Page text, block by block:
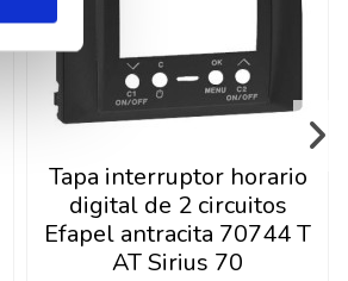
Tapa interruptor horario
digital de 2 circuitos
Efapel antracita 70744 T
AT Sirius 70